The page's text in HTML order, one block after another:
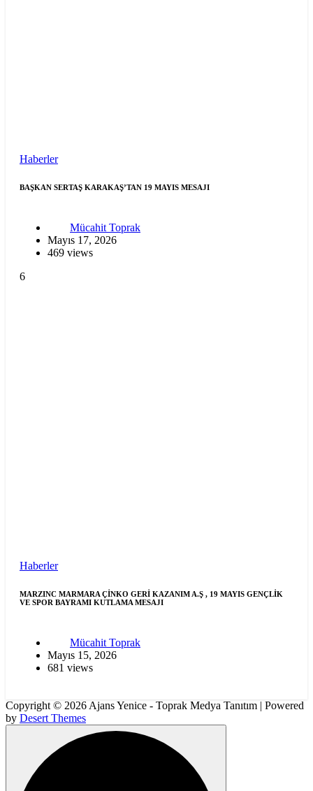
Haberler
BAŞKAN SERTAŞ KARAKAŞ’TAN 19 MAYIS MESAJI
Mücahit Toprak
Mayıs 17, 2026
469 views
6
Haberler
MARZINC MARMARA ÇİNKO GERİ KAZANIM A.Ş , 19 MAYIS GENÇLİK
VE SPOR BAYRAMI KUTLAMA MESAJI
Mücahit Toprak
Mayıs 15, 2026
681 views
Copyright © 2026 Ajans Yenice - Toprak Medya Tanıtım | Powered
by Desert Themes